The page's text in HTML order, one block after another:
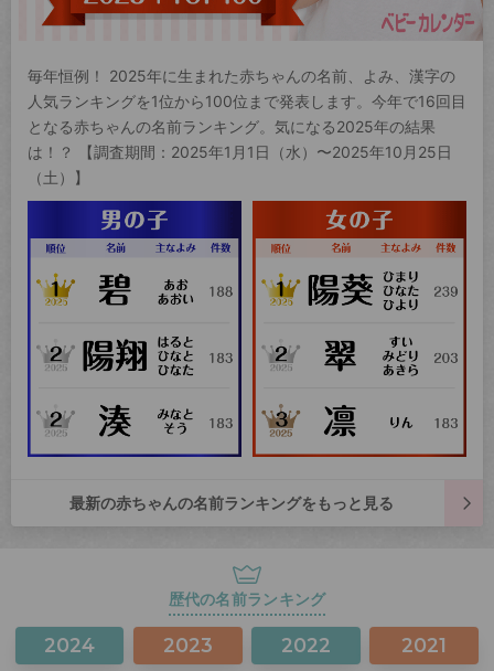
毎年恒例！ 2025年に生まれた赤ちゃんの名前、よみ、漢字の
人気ランキングを1位から100位まで発表します。今年で16回目
となる赤ちゃんの名前ランキング。気になる2025年の結果
は！？ 【調査期間：2025年1月1日（水）〜2025年10月25日
（土）】
最新の赤ちゃんの名前ランキングをもっと見る
歴代の名前ランキング
2024 2023 2022 2021